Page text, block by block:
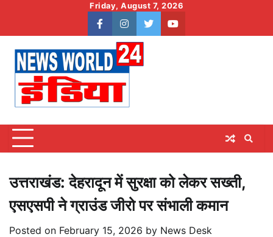
content
Friday, August 7, 2026
facebookinstagram
twitteryoutube
उत्तराखंड: देहरादून में सुरक्षा को लेकर सख्ती,
एसएसपी ने ग्राउंड जीरो पर संभाली कमान
Posted on February 15, 2026 by News Desk